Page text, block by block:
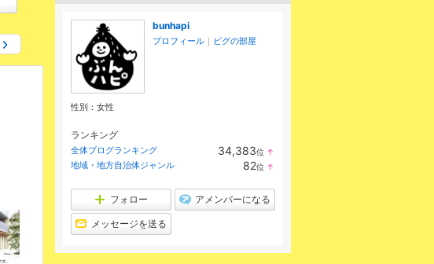
bunhapi
プロフィール ｜ ピグの部屋
性別： 女性
ランキング
全体ブログランキング 34,383位 ↑
ン
地域・地方自治体ジャンル 82位 ↑
フォロー アメンバーになる
メッセージを送る